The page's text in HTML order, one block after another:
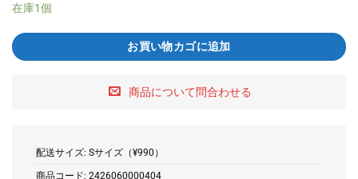
在庫1個
お買い物カゴに追加
商品について問合わせる
配送サイズ: Sサイズ（¥990）
商品コード: 2426060000404